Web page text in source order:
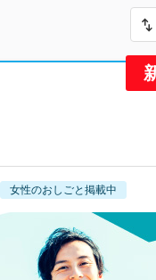
女性のおしごと掲載中